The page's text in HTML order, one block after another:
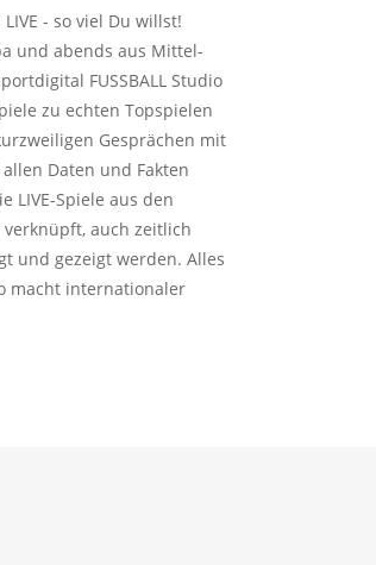
- so viel Du willst!
und abends aus Mittel-
FUSSBALL Studio
zu echten Topspielen
Gesprächen mit
Daten und Fakten
LIVE-Spiele aus den
auch zeitlich
und gezeigt werden. Alles
macht internationaler